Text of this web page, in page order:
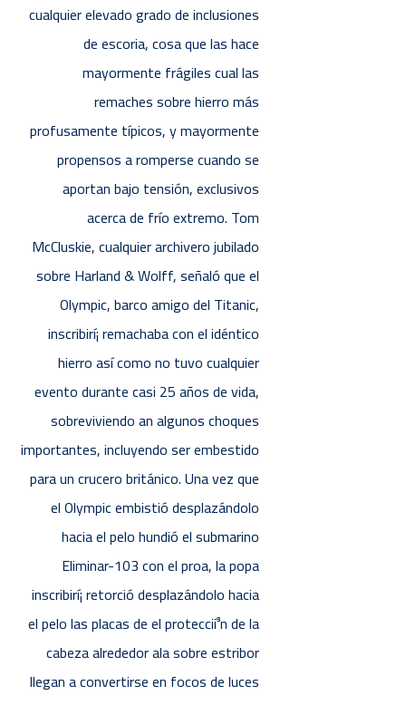
cualquier elevado grado de inclusiones
de escoria, cosa que las hace
mayormente frágiles cual las
remaches sobre hierro más
profusamente tí­picos, y mayormente
propensos a romperse cuando se
aportan bajo tensión, exclusivos
acerca de frío extremo. Tom
McCluskie, cualquier archivero jubilado
sobre Harland & Wolff, señaló que el
Olympic, barco amigo del Titanic,
inscribirí¡ remachaba con el idéntico
hierro así­ como no tuvo cualquier
evento durante casi 25 años de vida,
sobreviviendo an algunos choques
importantes, incluyendo ser embestido
para un crucero británico. Una vez que
el Olympic embistió desplazándolo
hacia el pelo hundió el submarino
Eliminar-103 con el proa, la popa
inscribirí¡ retorció desplazándolo hacia
el pelo las placas de el proteccií³n de la
cabeza alrededor ala sobre estribor
llegan a convertirse en focos de luces